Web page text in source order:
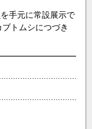
手元に常設展示で
トムシにつづき